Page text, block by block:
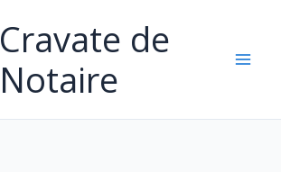
Cravate de
Notaire